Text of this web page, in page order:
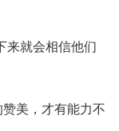
来就会相信他们
美，才有能力不